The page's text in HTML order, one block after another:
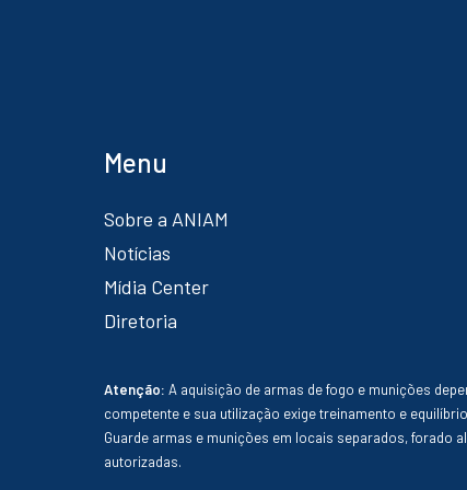
Menu
Sobre a ANIAM
Notícias
Mídia Center
Diretoria
Atenção: A aquisição de armas de fogo e munições
competente e sua utilização exige treinamento e
Guarde armas e munições em locais separados, forado
autorizadas.